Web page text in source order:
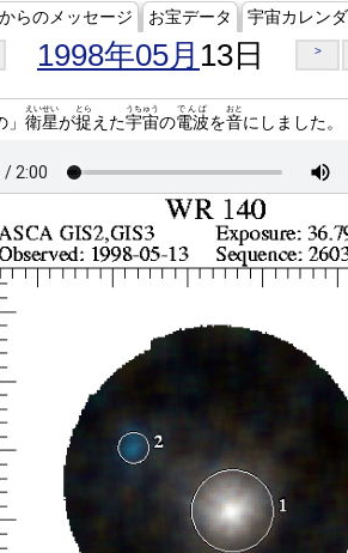
らのメッセージ お宝データ 宇宙カレン
1998年05月 13日 >
衛星
えいせい
が捉
とら
えた宇宙
うちゅう
の電波
でんぱ
を音
おと
にしました。